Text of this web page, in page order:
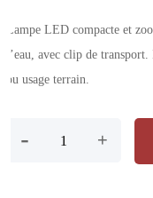
Lampe LED compacte et
l’eau, avec clip de
ou usage terrain.
- +